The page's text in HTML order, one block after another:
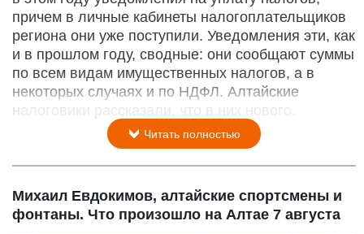
причем в личные кабинеты налогоплательщиков
региона они уже поступили. Уведомления эти, как
и в прошлом году, сводные: они сообщают суммы
по всем видам имущественных налогов, а в
некоторых случаях и по НДФЛ. Алтайские
налоговики рассказали, что в них нового.
Читать полностью
Михаил Евдокимов, алтайские спортсмены и
фонтаны. Что произошло на Алтае 7 августа